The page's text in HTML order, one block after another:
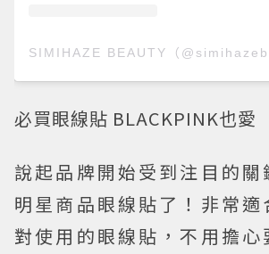
必買眼線貼 BLACKPINK也愛
說起品牌開始受到注目的關
明星商品眼線貼了！非常適
對使用的眼線貼，不用擔心